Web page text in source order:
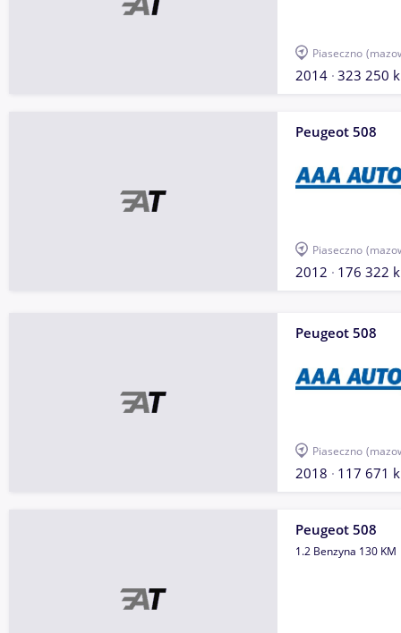
Piaseczno
2014 323 250
Peugeot 508
Piaseczno
2012 176 322
Peugeot 508
Piaseczno
2018 117 671
Peugeot 508
1.2 Benzyna 130 KM